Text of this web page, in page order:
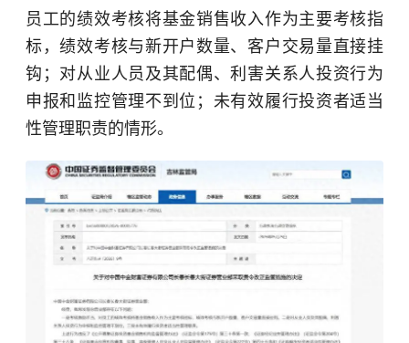
员工的绩效考核将基金销售收入作为主要考核指
标，绩效考核与新开户数量、客户交易量直接挂
钩；对从业人员及其配偶、利害关系人投资行为
申报和监控管理不到位；未有效履行投资者适当
性管理职责的情形。